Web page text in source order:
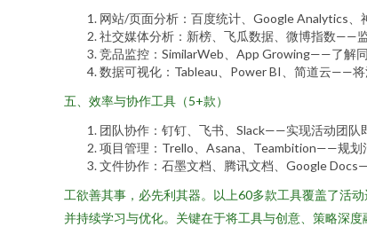
网站/页面分析：百度统计、Google Analytics
社交媒体分析：新榜、飞瓜数据、微博指数——
竞品监控：SimilarWeb、App Growing——了解同
数据可视化：Tableau、Power BI、简道云——将
五、效率与协作工具（5+款）
团队协作：钉钉、飞书、Slack——实现活动团队
项目管理：Trello、Asana、Teambition——规划
文件协作：石墨文档、腾讯文档、Google
工欲善其事，必先利其器。以上60多款工具覆盖了活
并持续学习与优化。关键在于将工具与创意、策略深